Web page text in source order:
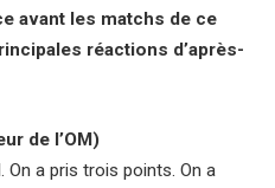
avant les matchs de ce
réactions d’après-
de l’OM)
On a pris trois points. On a